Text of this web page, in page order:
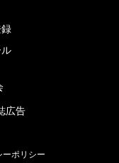
広告
ーポリシー